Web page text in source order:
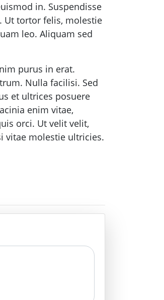
in. Suspendisse
Ut tortor felis, molestie
leo. Aliquam sed
purus in erat.
Nulla facilisi. Sed
et ultrices posuere
enim vitae,
orci. Ut velit velit,
vitae molestie ultricies.